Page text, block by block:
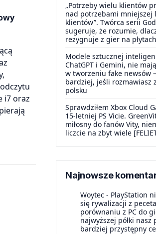
i7 oraz
„Potrzeby wielu klientów
nad potrzebami mniejszej
klientów”. Twórca serii
sugeruje, że rozumie,
rezygnuje z gier na płytach
Modele sztucznej
ChatGPT i Gemini, nie
w tworzeniu fake newsów
bardziej, jeśli rozmawiasz
polsku
Sprawdziłem Xbox Cloud
15-letniej PS Vicie.
miłosny do fanów Vity,
liczcie na zbyt wiele
Najnowsze
Woytec - PlayStation
się rywalizacji z
porównaniu z PC do
najwyższej półki
bardziej przystępny